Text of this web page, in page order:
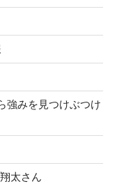
強みを見つけぶつけ
太さん